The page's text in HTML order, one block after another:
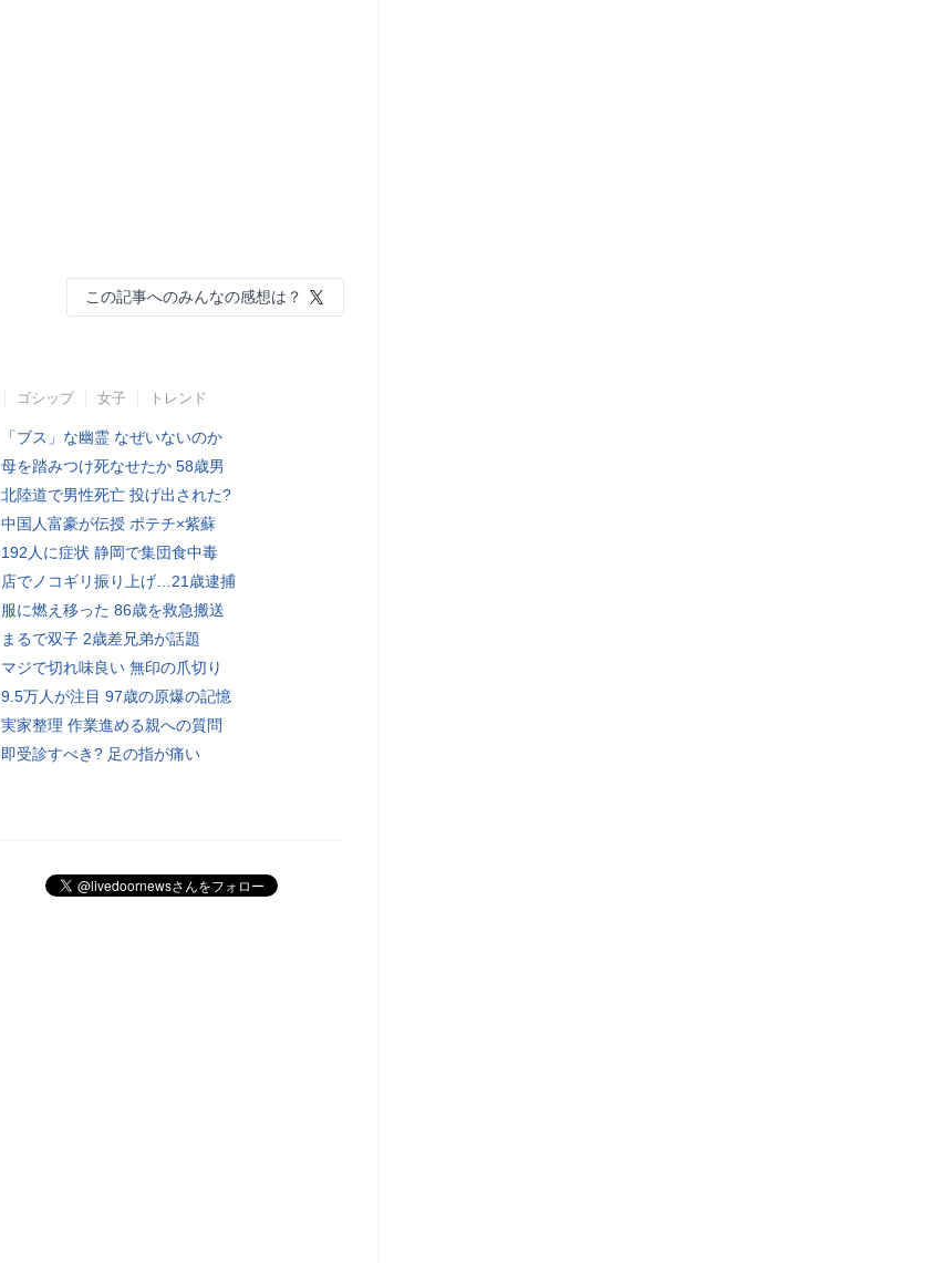
この記事へのみんなの感想は？
ゴシップ 女子 トレンド
「ブス」な幽霊 なぜいないのか
母を踏みつけ死なせたか 58歳男
北陸道で男性死亡 投げ出された?
中国人富豪が伝授 ポテチ×紫蘇
192人に症状 静岡で集団食中毒
店でノコギリ振り上げ…21歳逮捕
服に燃え移った 86歳を救急搬送
まるで双子 2歳差兄弟が話題
マジで切れ味良い 無印の爪切り
9.5万人が注目 97歳の原爆の記憶
実家整理 作業進める親への質問
即受診すべき? 足の指が痛い